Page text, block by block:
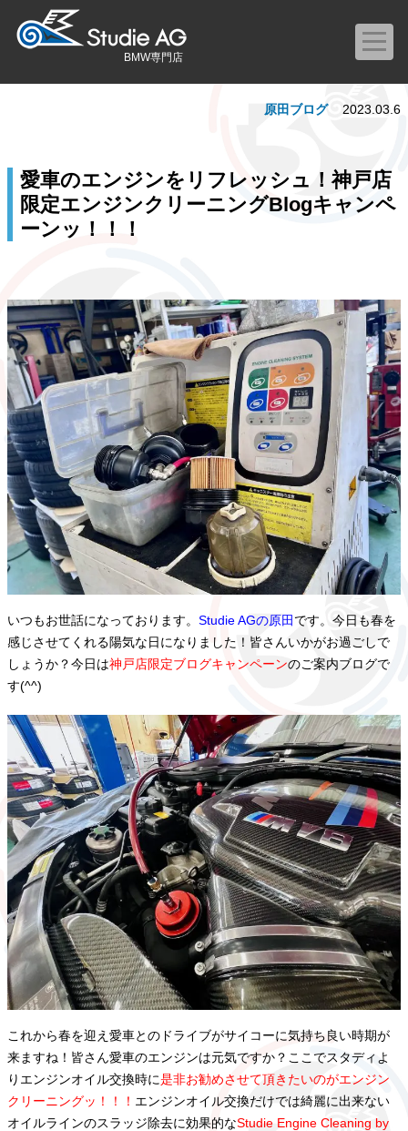
BMW専門店
愛車のエンジンをリフレッシュ！神戸店
限定エンジンクリーニングBlogキャンペ
ーンッ！！！
原田ブログ 2023.03.6
いつもお世話になっております。 Studie AGの原田 です。今日も春を
感じさせてくれる陽気な日になりました！皆さんいかがお過ごしで
しょうか？今日は神戸店限定ブログキャンペーンのご案内ブログで
す(^^)
これから春を迎え愛車とのドライブがサイコーに気持ち良い時期が
来ますね！皆さん愛車のエンジンは元気ですか？ここでスタディよ
りエンジンオイル交換時に是非お勧めさせて頂きたいのがエンジン
クリーニングッ！！！ エンジンオイル交換だけでは綺麗に出来ない
オイルラインのスラッジ除去に効果的なStudie Engine Cleaning by